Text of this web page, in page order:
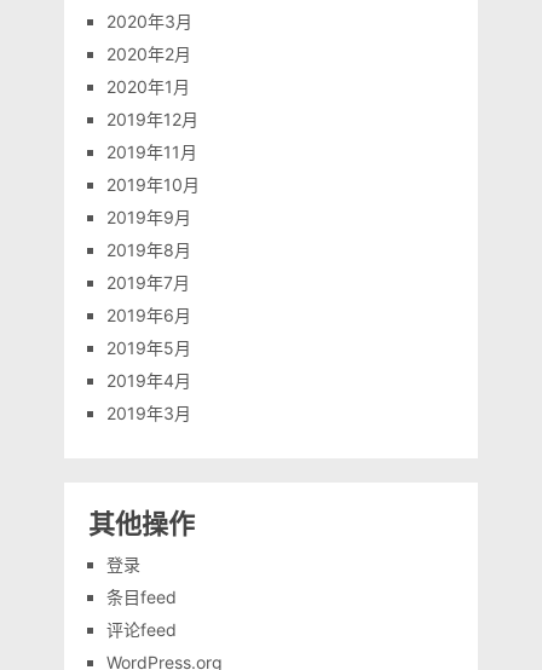
2020年3月
2020年2月
2020年1月
2019年12月
2019年11月
2019年10月
2019年9月
2019年8月
2019年7月
2019年6月
2019年5月
2019年4月
2019年3月
其他操作
登录
条目feed
评论feed
WordPress.org